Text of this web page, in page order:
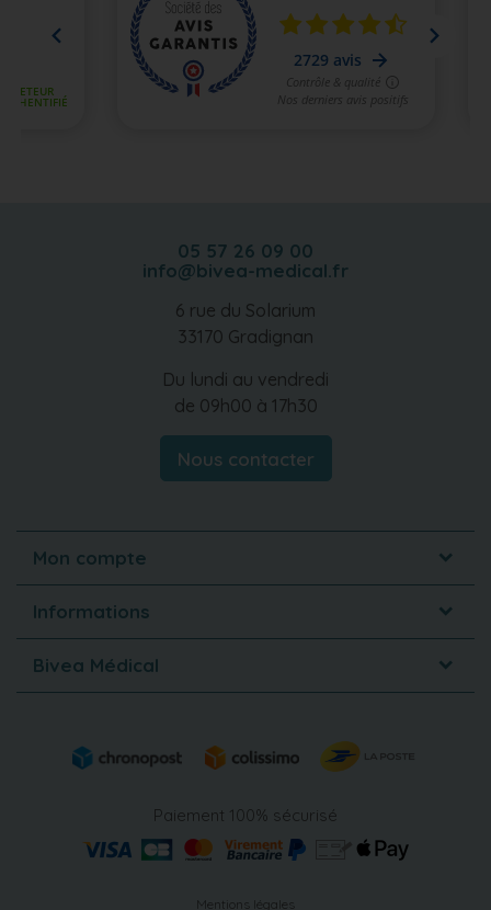
05 57 26 09 00
info@bivea-medical.fr
6 rue du Solarium
33170 Gradignan
Du lundi au vendredi
de 09h00 à 17h30
Nous contacter
Mon compte
Informations
Bivea Médical
Paiement 100% sécurisé
Mentions légales